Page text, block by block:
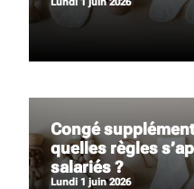
Congé
quelles règles
salariés ?
lundi 1 juin 2026